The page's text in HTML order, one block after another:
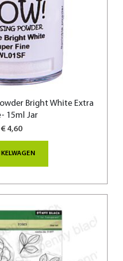
Bright White Extra
15ml Jar
€ 4,60